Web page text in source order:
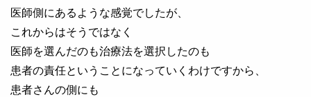
医師側にあるような感覚でしたが、
これからはそうではなく
医師を選んだのも治療法を選択したのも
患者の責任ということになっていくわけですから、
患者さんの側にも